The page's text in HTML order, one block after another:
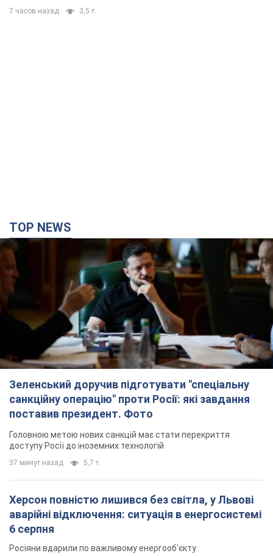
7 часов назад 3,5 т.
TOP NEWS
Зеленський доручив підготувати "спеціальну
санкційну операцію" проти Росії: які завдання
поставив президент. Фото
Головною метою нових санкцій має стати перекриття
доступу Росії до іноземних технологій
37 минут назад 5,7 т.
Херсон повністю лишився без світла, у Львові
аварійні відключення: ситуація в енергосистемі
6 серпня
Росіяни вдарили по важливому енергооб'єкту